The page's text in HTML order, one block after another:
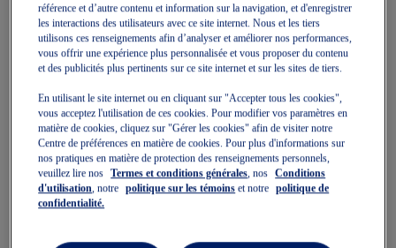
19,99 $
23,00 $
Quickview
19,99 $
25,00 $
Vente
référence et d’autre contenu et information sur la navigation, et d'enregistrer
les interactions des utilisateurs avec ce site internet. Nous et les tiers
utilisons ces renseignements afin d’analyser et améliorer nos performances,
vous offrir une expérience plus personnalisée et vous proposer du contenu
et des publicités plus pertinents sur ce site internet et sur les sites de tiers.
En utilisant le site internet ou en cliquant sur "Accepter tous les cookies",
vous acceptez l'utilisation de ces cookies. Pour modifier vos paramètres en
matière de cookies, cliquez sur "Gérer les cookies" afin de visiter notre
Centre de préférences en matière de cookies. Pour plus d'informations sur
nos pratiques en matière de protection des renseignements personnels,
veuillez lire nos
Termes et conditions générales, nos
Conditions
d'utilisation, notre politique sur les témoins et notre
politique de
confidentialité.